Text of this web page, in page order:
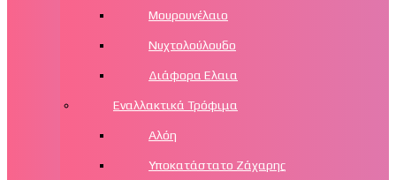
Μουρουνέλαιο
Νυχτολούλουδο
Διάφορα Ελαια
Εναλλακτικά Τρόφιμα
Αλόη
Υποκατάστατο Ζάχαρης